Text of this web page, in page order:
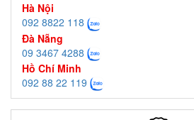
Hà Nội
092 8822 118
Đà Nẵng
09 3467 4288
Hồ Chí Minh
092 88 22 119